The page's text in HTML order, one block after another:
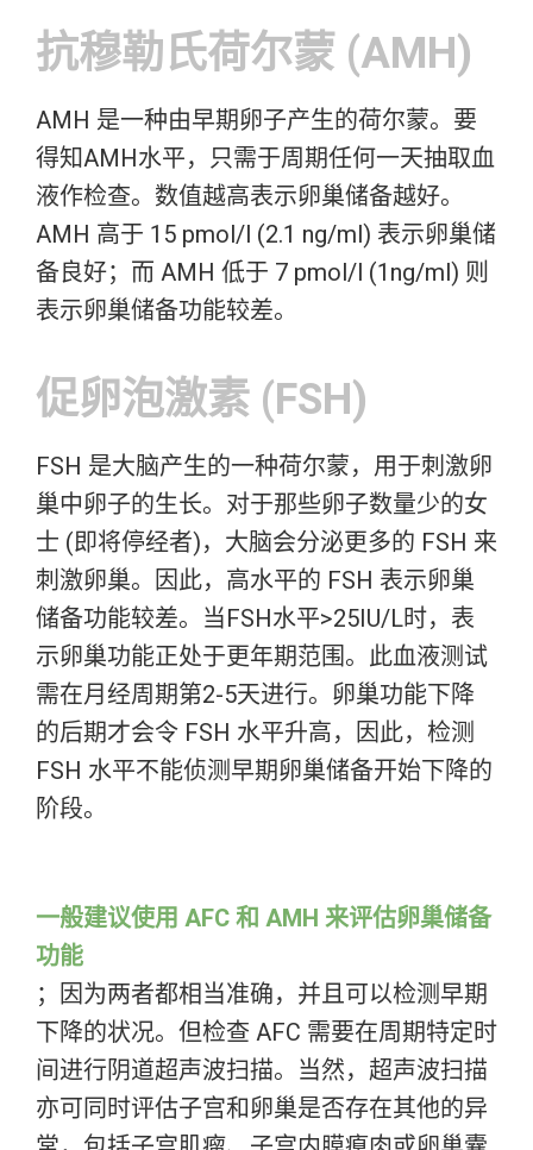
抗穆勒氏荷尔蒙 (AMH)
AMH 是一种由早期卵子产生的荷尔蒙。要
得知AMH水平，只需于周期任何一天抽取血
液作检查。数值越高表示卵巢储备越好。
AMH 高于 15 pmol/l (2.1 ng/ml) 表示卵巢储
备良好；而 AMH 低于 7 pmol/l (1ng/ml) 则
表示卵巢储备功能较差。
促卵泡激素 (FSH)
FSH 是大脑产生的一种荷尔蒙，用于刺激卵
巢中卵子的生长。对于那些卵子数量少的女
士 (即将停经者)，大脑会分泌更多的 FSH 来
刺激卵巢。因此，高水平的 FSH 表示卵巢
储备功能较差。当FSH水平>25IU/L时，表
示卵巢功能正处于更年期范围。此血液测试
需在月经周期第2-5天进行。卵巢功能下降
的后期才会令 FSH 水平升高，因此，检测
FSH 水平不能侦测早期卵巢储备开始下降的
阶段。
一般建议使用 AFC 和 AMH 来评估卵巢储备
功能
；因为两者都相当准确，并且可以检测早期
下降的状况。但检查 AFC 需要在周期特定时
间进行阴道超声波扫描。当然，超声波扫描
亦可同时评估子宫和卵巢是否存在其他的异